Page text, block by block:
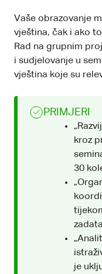
Vaše obrazovanje
vještina, čak i ako
Rad na grupnim
i sudjelovanje u
vještina koje su
PRIMJERI
kroz
30
je